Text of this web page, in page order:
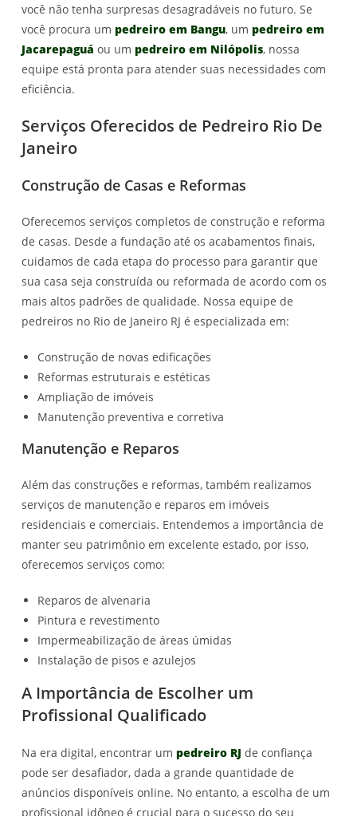
você não tenha surpresas desagradáveis no futuro. Se
você procura um pedreiro em Bangu, um pedreiro em
Jacarepaguá ou um pedreiro em Nilópolis, nossa
equipe está pronta para atender suas necessidades com
eficiência.
Serviços Oferecidos de Pedreiro Rio De
Janeiro
Construção de Casas e Reformas
Oferecemos serviços completos de construção e reforma
de casas. Desde a fundação até os acabamentos finais,
cuidamos de cada etapa do processo para garantir que
sua casa seja construída ou reformada de acordo com os
mais altos padrões de qualidade. Nossa equipe de
pedreiros no Rio de Janeiro RJ é especializada em:
Construção de novas edificações
Reformas estruturais e estéticas
Ampliação de imóveis
Manutenção preventiva e corretiva
Manutenção e Reparos
Além das construções e reformas, também realizamos
serviços de manutenção e reparos em imóveis
residenciais e comerciais. Entendemos a importância de
manter seu patrimônio em excelente estado, por isso,
oferecemos serviços como:
Reparos de alvenaria
Pintura e revestimento
Impermeabilização de áreas úmidas
Instalação de pisos e azulejos
A Importância de Escolher um
Profissional Qualificado
Na era digital, encontrar um pedreiro RJ de confiança
pode ser desafiador, dada a grande quantidade de
anúncios disponíveis online. No entanto, a escolha de um
profissional idôneo é crucial para o sucesso do seu